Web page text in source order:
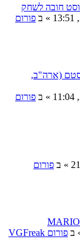
» ב פורום
(ארה"ב,
» ב פורום
» ב פורום
ב
פורום VGFreak